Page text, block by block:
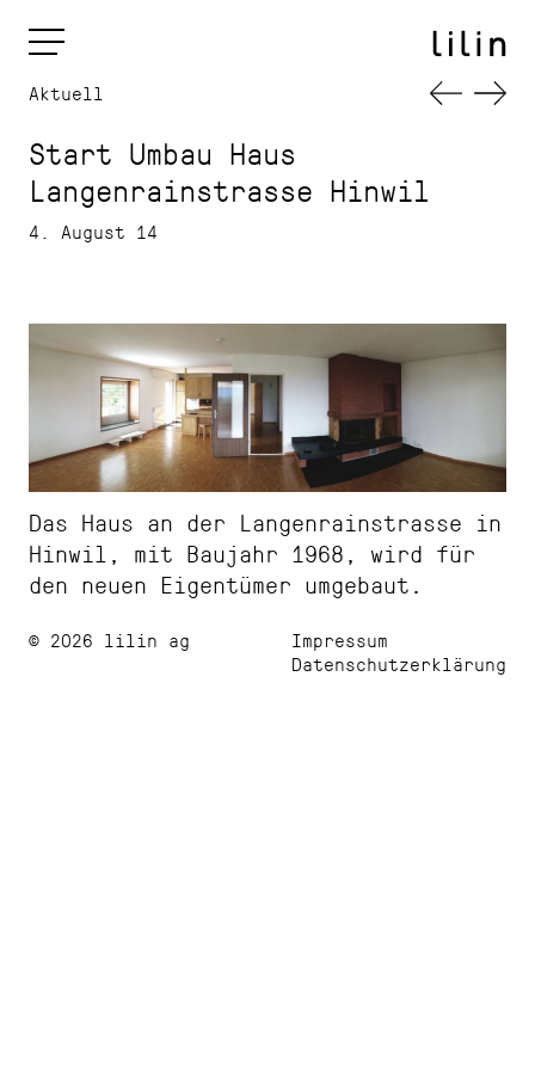
Aktuell
Start Umbau Haus
Langenrainstrasse Hinwil
4. August 14
Das Haus an der Langenrainstrasse in
Hinwil, mit Baujahr 1968, wird für
den neuen Eigentümer umgebaut.
© 2026 lilin ag
Impressum
Datenschutzerklärung